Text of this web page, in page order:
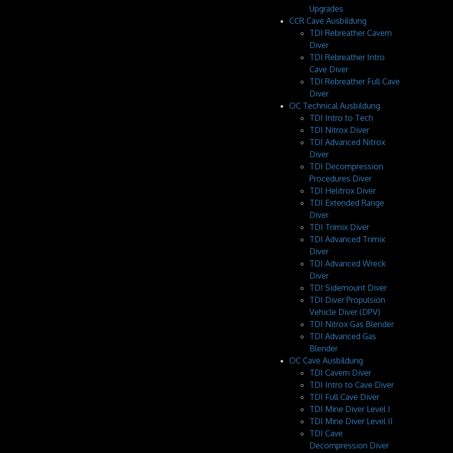
Upgrades
CCR Cave Ausbildung
TDI Rebreather Cavern
Diver
TDI Rebreather Intro
Cave Diver
TDI Rebreather Full Cave
Diver
OC Technical Ausbildung
TDI Intro to Tech
TDI Nitrox Diver
TDI Advanced Nitrox
Diver
TDI Decompression
Procedures Diver
TDI Helitrox Diver
TDI Extended Range
Diver
TDI Trimix Diver
TDI Advanced Trimix
Diver
TDI Advanced Wreck
Diver
TDI Sidemount Diver
TDI Diver Propulsion
Vehicle Diver (DPV)
TDI Nitrox Gas Blender
TDI Advanced Gas
Blender
OC Cave Ausbildung
TDI Cavern Diver
TDI Intro to Cave Diver
TDI Full Cave Diver
TDI Mine Diver Level I
TDI Mine Diver Level II
TDI Cave
Decompression Diver